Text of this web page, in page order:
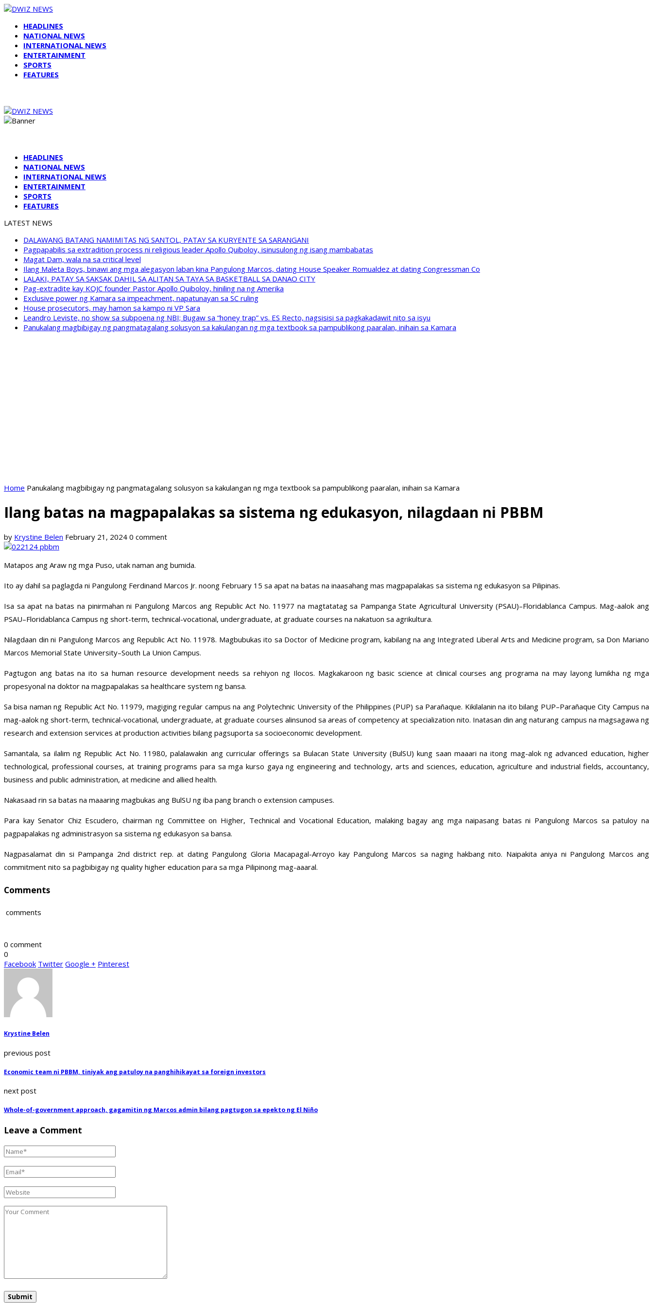
HEADLINES
NATIONAL NEWS
INTERNATIONAL NEWS
ENTERTAINMENT
SPORTS
FEATURES
HEADLINES
NATIONAL NEWS
INTERNATIONAL NEWS
ENTERTAINMENT
SPORTS
FEATURES
LATEST NEWS
DALAWANG BATANG NAMIMITAS NG SANTOL, PATAY SA KURYENTE SA SARANGANI
Pagpapabilis sa extradition process ni religious leader Apollo Quiboloy, isinusulong ng isang mambabatas
Magat Dam, wala na sa critical level
Ilang Maleta Boys, binawi ang mga alegasyon laban kina Pangulong Marcos, dating House Speaker Romualdez at dating Congressman Co
LALAKI, PATAY SA SAKSAK DAHIL SA ALITAN SA TAYA SA BASKETBALL SA DANAO CITY
Pag-extradite kay KOJC founder Pastor Apollo Quiboloy, hiniling na ng Amerika
Exclusive power ng Kamara sa impeachment, napatunayan sa SC ruling
House prosecutors, may hamon sa kampo ni VP Sara
Leandro Leviste, no show sa subpoena ng NBI; Bugaw sa “honey trap” vs. ES Recto, nagsisisi sa pagkakadawit nito sa isyu
Panukalang magbibigay ng pangmatagalang solusyon sa kakulangan ng mga textbook sa pampublikong paaralan, inihain sa Kamara
Home Panukalang magbibigay ng pangmatagalang solusyon sa kakulangan ng mga textbook sa pampublikong paaralan, inihain sa Kamara
Ilang batas na magpapalakas sa sistema ng edukasyon, nilagdaan ni PBBM
by Krystine Belen February 21, 2024 0 comment
Matapos ang Araw ng mga Puso, utak naman ang bumida.
Ito ay dahil sa paglagda ni Pangulong Ferdinand Marcos Jr. noong February 15 sa apat na batas na inaasahang mas magpapalakas sa sistema ng edukasyon sa Pilipinas.
Isa sa apat na batas na pinirmahan ni Pangulong Marcos ang Republic Act No. 11977 na magtatatag sa Pampanga State Agricultural University (PSAU)–Floridablanca Campus. Mag-aalok ang
PSAU–Floridablanca Campus ng short-term, technical-vocational, undergraduate, at graduate courses na nakatuon sa agrikultura.
Nilagdaan din ni Pangulong Marcos ang Republic Act No. 11978. Magbubukas ito sa Doctor of Medicine program, kabilang na ang Integrated Liberal Arts and Medicine program, sa Don Mariano
Marcos Memorial State University–South La Union Campus.
Pagtugon ang batas na ito sa human resource development needs sa rehiyon ng Ilocos. Magkakaroon ng basic science at clinical courses ang programa na may layong lumikha ng mga
propesyonal na doktor na magpapalakas sa healthcare system ng bansa.
Sa bisa naman ng Republic Act No. 11979, magiging regular campus na ang Polytechnic University of the Philippines (PUP) sa Parañaque. Kikilalanin na ito bilang PUP–Parañaque City Campus na
mag-aalok ng short-term, technical-vocational, undergraduate, at graduate courses alinsunod sa areas of competency at specialization nito. Inatasan din ang naturang campus na magsagawa ng
research and extension services at production activities bilang pagsuporta sa socioeconomic development.
Samantala, sa ilalim ng Republic Act No. 11980, palalawakin ang curricular offerings sa Bulacan State University (BulSU) kung saan maaari na itong mag-alok ng advanced education, higher
technological, professional courses, at training programs para sa mga kurso gaya ng engineering and technology, arts and sciences, education, agriculture and industrial fields, accountancy,
business and public administration, at medicine and allied health.
Nakasaad rin sa batas na maaaring magbukas ang BulSU ng iba pang branch o extension campuses.
Para kay Senator Chiz Escudero, chairman ng Committee on Higher, Technical and Vocational Education, malaking bagay ang mga naipasang batas ni Pangulong Marcos sa patuloy na
pagpapalakas ng administrasyon sa sistema ng edukasyon sa bansa.
Nagpasalamat din si Pampanga 2nd district rep. at dating Pangulong Gloria Macapagal-Arroyo kay Pangulong Marcos sa naging hakbang nito. Naipakita aniya ni Pangulong Marcos ang
commitment nito sa pagbibigay ng quality higher education para sa mga Pilipinong mag-aaaral.
Comments
comments
0 comment
0
Facebook Twitter Google + Pinterest
Krystine Belen
previous post
Economic team ni PBBM, tiniyak ang patuloy na panghihikayat sa foreign investors
next post
Whole-of-government approach, gagamitin ng Marcos admin bilang pagtugon sa epekto ng El Niño
Leave a Comment